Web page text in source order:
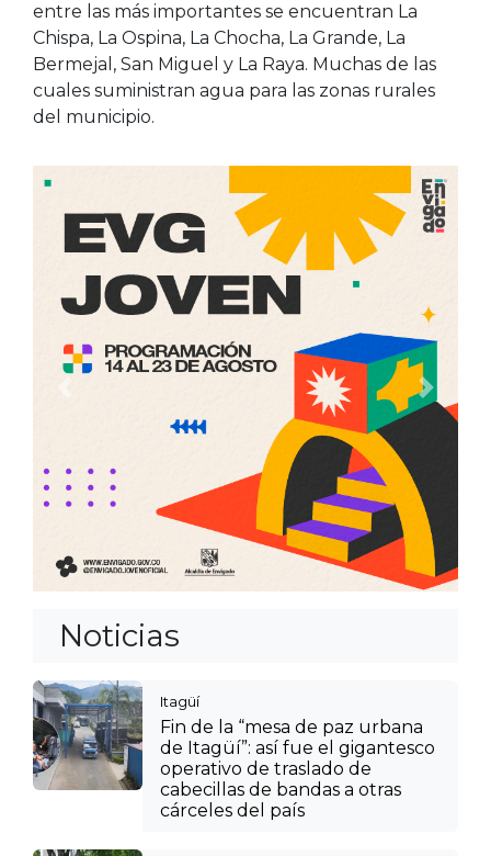
entre las más importantes se encuentran La
Chispa, La Ospina, La Chocha, La Grande, La
Bermejal, San Miguel y La Raya. Muchas de las
cuales suministran agua para las zonas rurales
del municipio.
Noticias
Itagüí
Fin de la “mesa de paz urbana
de Itagüí”: así fue el gigantesco
operativo de traslado de
cabecillas de bandas a otras
cárceles del país